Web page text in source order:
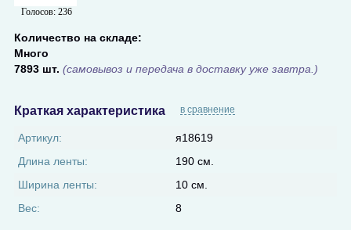
Голосов: 236
Количество на складе:
Много
7893 шт. (самовывоз и передача в доставку уже завтра.)
Краткая характеристика в сравнение
Артикул:
я18619
Длина ленты:
190 см.
Ширина ленты:
10 см.
Вес:
8